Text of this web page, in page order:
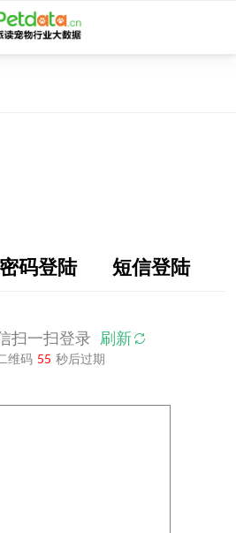
密码登陆 短信登陆
扫一扫登录 刷新
维码 55 秒后过期